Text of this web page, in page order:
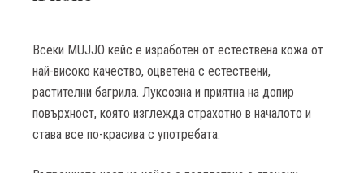
Всеки MUJJO кейс е изработен от естествена кожа от
най-високо качество, оцветена с естествени,
растителни багрила. Луксозна и приятна на допир
повърхност, която изглежда страхотно в началото и
става все по-красива с употребата.